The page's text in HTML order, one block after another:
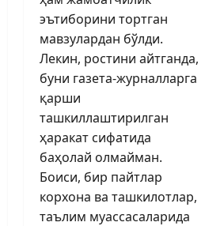
эътиборини тортган
мавзулардан бўлди.
Лекин, ростини айтганда,
буни газета-журналларга
қарши
ташкиллаштирилган
ҳаракат сифатида
баҳолай олмайман.
Боиси, бир пайтлар
корхона ва ташкилотлар,
таълим муассасаларида